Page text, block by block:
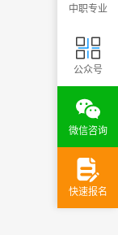
中职专业
公众号
微信咨询
快速报名